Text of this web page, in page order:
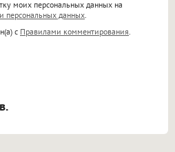
<em>, <s>, <big>,
<pre>, <ul>, <ol>, <li>,
экранирует HTML,
становятся
img] будет
моих персональных данных на
персональных данных
с Правилами комментирования